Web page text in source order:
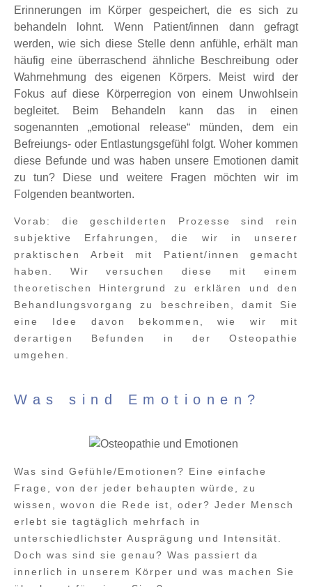
Erinnerungen im Körper gespeichert, die es sich zu
behandeln lohnt. Wenn Patient/innen dann gefragt
werden, wie sich diese Stelle denn anfühle, erhält man
häufig eine überraschend ähnliche Beschreibung oder
Wahrnehmung des eigenen Körpers. Meist wird der
Fokus auf diese Körperregion von einem Unwohlsein
begleitet. Beim Behandeln kann das in einen
sogenannten „emotional release“ münden, dem ein
Befreiungs- oder Entlastungsgefühl folgt. Woher kommen
diese Befunde und was haben unsere Emotionen damit
zu tun? Diese und weitere Fragen möchten wir im
Folgenden beantworten.
Vorab: die geschilderten Prozesse sind rein
subjektive Erfahrungen, die wir in unserer
praktischen Arbeit mit Patient/innen gemacht
haben. Wir versuchen diese mit einem
theoretischen Hintergrund zu erklären und den
Behandlungsvorgang zu beschreiben, damit Sie
eine Idee davon bekommen, wie wir mit
derartigen Befunden in der Osteopathie
umgehen.
Was sind Emotionen?
Was sind Gefühle/Emotionen? Eine einfache
Frage, von der jeder behaupten würde, zu
wissen, wovon die Rede ist, oder? Jeder Mensch
erlebt sie tagtäglich mehrfach in
unterschiedlichster Ausprägung und Intensität.
Doch was sind sie genau? Was passiert da
innerlich in unserem Körper und was machen Sie